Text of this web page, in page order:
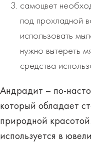
самоцвет
под прохладной
использовать
нужно вытереть
средства
Андрадит – по-
который обладает
природной
используется в